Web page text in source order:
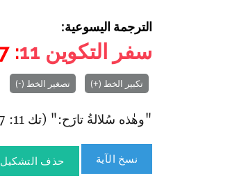
الترجمة اليسوعية:
سفر التكوين 11
: 27
تكبير الخط (+) تصغير الخط (-)
"وهٰذه سُلالةُ تارَح:" (تك 11: 27).
نسخ الآية حذف التشكيل